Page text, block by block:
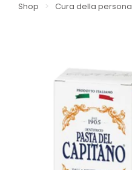
Shop > Cura della persona